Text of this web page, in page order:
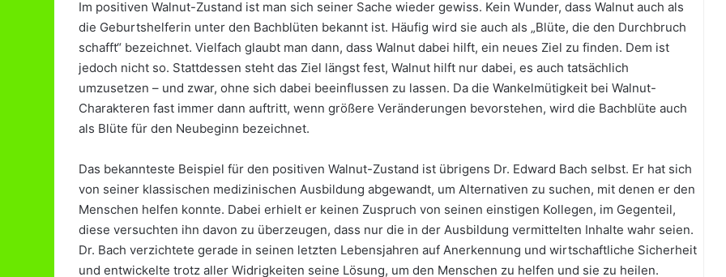
Im positiven Walnut-Zustand ist man sich seiner Sache wieder gewiss. Kein Wunder, dass Walnut auch als
die Geburtshelferin unter den Bachblüten bekannt ist. Häufig wird sie auch als „Blüte, die den Durchbruch
schafft“ bezeichnet. Vielfach glaubt man dann, dass Walnut dabei hilft, ein neues Ziel zu finden. Dem ist
jedoch nicht so. Stattdessen steht das Ziel längst fest, Walnut hilft nur dabei, es auch tatsächlich
umzusetzen – und zwar, ohne sich dabei beeinflussen zu lassen. Da die Wankelmütigkeit bei Walnut-
Charakteren fast immer dann auftritt, wenn größere Veränderungen bevorstehen, wird die Bachblüte auch
als Blüte für den Neubeginn bezeichnet.
Das bekannteste Beispiel für den positiven Walnut-Zustand ist übrigens Dr. Edward Bach selbst. Er hat sich
von seiner klassischen medizinischen Ausbildung abgewandt, um Alternativen zu suchen, mit denen er den
Menschen helfen konnte. Dabei erhielt er keinen Zuspruch von seinen einstigen Kollegen, im Gegenteil,
diese versuchten ihn davon zu überzeugen, dass nur die in der Ausbildung vermittelten Inhalte wahr seien.
Dr. Bach verzichtete gerade in seinen letzten Lebensjahren auf Anerkennung und wirtschaftliche Sicherheit
und entwickelte trotz aller Widrigkeiten seine Lösung, um den Menschen zu helfen und sie zu heilen.